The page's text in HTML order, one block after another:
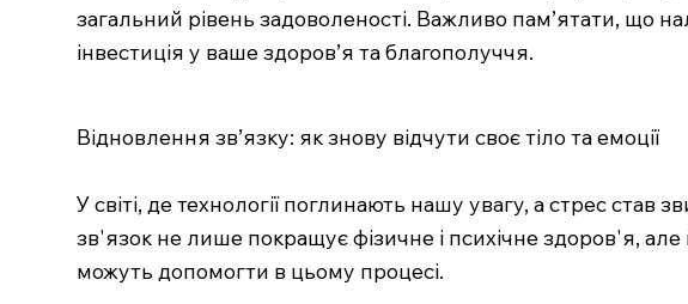
загальний рівень задоволеності. Важливо пам’ятати, що
інвестиція у ваше здоров’я та благополуччя.
Відновлення зв’язку: як знову відчути своє тіло та емоції
У світі, де технології поглинають нашу увагу, а стрес
зв'язок не лише покращує фізичне і психічне здоров'я,
можуть допомогти в цьому процесі.